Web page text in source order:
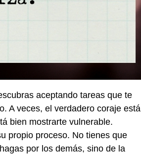
aceptando tareas que te
A veces, el verdadero coraje está
bien mostrarte vulnerable.
propio proceso. No tienes que
por los demás, sino de la